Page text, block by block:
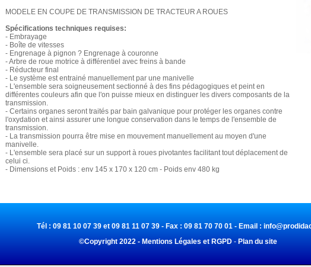
MODELE EN COUPE DE TRANSMISSION DE TRACTEUR A ROUES
Spécifications techniques requises:
- Embrayage
- Boîte de vitesses
- Engrenage à pignon ? Engrenage à couronne
- Arbre de roue motrice à différentiel avec freins à bande
- Réducteur final
- Le système est entrainé manuellement par une manivelle
- L'ensemble sera soigneusement sectionné à des fins pédagogiques et peint en
différentes couleurs afin que l'on puisse mieux en distinguer les divers composants de la
transmission.
- Certains organes seront traités par bain galvanique pour protéger les organes contre
l'oxydation et ainsi assurer une longue conservation dans le temps de l'ensemble de
transmission.
- La transmission pourra être mise en mouvement manuellement au moyen d'une
manivelle.
- L'ensemble sera placé sur un support à roues pivotantes facilitant tout déplacement de
celui ci.
- Dimensions et Poids : env 145 x 170 x 120 cm - Poids env 480 kg
Tél : 09 81 10 07 39 et 09 81 11 07 39 - Fax : 09 81 70 70 01 - Email :
©Copyright 2022 - Mentions Légales et RGPD - Plan du site